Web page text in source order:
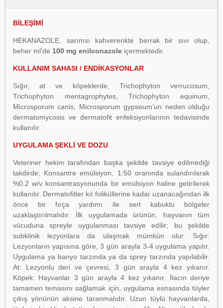
BİLEŞİMİ
HEKANAZOLE, sarımsı kahverenkte berrak bir sıvı olup,
beher ml’de 100 mg enilconazole içermektedir.
KULLANIM SAHASI / ENDİKASYONLAR
Sığır, at ve köpeklerde, Trichophyton verrucosum,
Trichophyton mentagrophytes, Trichophyton equinum,
Microsporum canis, Microsporum gypseum’un neden olduğu
dermatomycosis ve dermatofit enfeksiyonlarının tedavisinde
kullanılır.
UYGULAMA ŞEKLİ VE DOZU
Veteriner hekim tarafından başka şekilde tavsiye edilmediği
takdirde; Konsantre emülsiyon, 1:50 oranında sulandırılarak
%0.2 w/v konsantrasyonunda bir emülsiyon haline getirilerek
kullanılır. Dermatofitler kıl foliküllerine kadar uzanacağından ilk
önce bir fırça yardımı ile sert kabuklu bölgeler
uzaklaştırılmalıdır. İlk uygulamada ürünün, hayvanın tüm
vücuduna spreyle uygulanması tavsiye edilir; bu şekilde
subklinik lezyonlara da ulaşmak mümkün olur. Sığır:
Lezyonların yapısına göre, 3 gün arayla 3-4 uygulama yapılır.
Uygulama ya banyo tarzında ya da sprey tarzında yapılabilir.
At: Lezyonlu deri ve çevresi, 3 gün arayla 4 kez yıkanır.
Köpek: Hayvanlar 3 gün arayla 4 kez yıkanır. İlacın deriye
tamamen temasını sağlamak için, uygulama esnasında tüyler
çıkış yönünün aksine taranmalıdır. Uzun tüylü hayvanlarda,